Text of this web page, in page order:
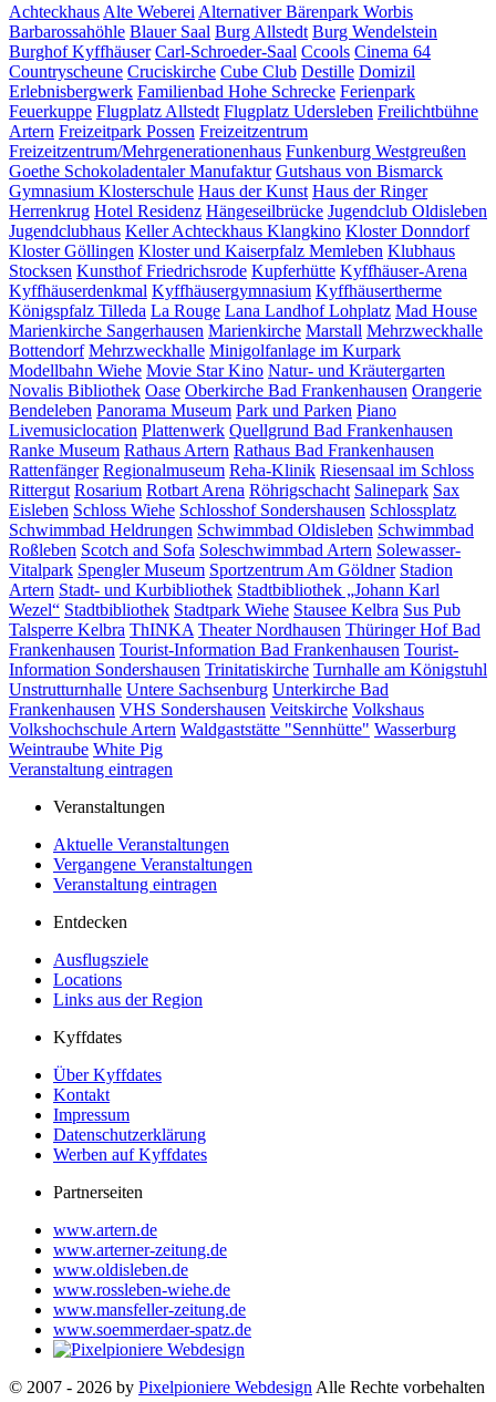
Achteckhaus Alte Weberei Alternativer Bärenpark Worbis
Barbarossahöhle Blauer Saal Burg Allstedt Burg Wendelstein
Burghof Kyffhäuser Carl-Schroeder-Saal Ccools Cinema 64
Countryscheune Cruciskirche Cube Club Destille Domizil
Erlebnisbergwerk Familienbad Hohe Schrecke Ferienpark
Feuerkuppe Flugplatz Allstedt Flugplatz Udersleben Freilichtbühne
Artern Freizeitpark Possen Freizeitzentrum
Freizeitzentrum/Mehrgenerationenhaus Funkenburg Westgreußen
Goethe Schokoladentaler Manufaktur Gutshaus von Bismarck
Gymnasium Klosterschule Haus der Kunst Haus der Ringer
Herrenkrug Hotel Residenz Hängeseilbrücke Jugendclub Oldisleben
Jugendclubhaus Keller Achteckhaus Klangkino Kloster Donndorf
Kloster Göllingen Kloster und Kaiserpfalz Memleben Klubhaus
Stocksen Kunsthof Friedrichsrode Kupferhütte Kyffhäuser-Arena
Kyffhäuserdenkmal Kyffhäusergymnasium Kyffhäusertherme
Königspfalz Tilleda La Rouge Lana LandhofLohplatz Mad House
Marienkirche Sangerhausen Marienkirche Marstall Mehrzweckhalle
Bottendorf Mehrzweckhalle Minigolfanlage im Kurpark
Modellbahn Wiehe Movie Star Kino Natur- und Kräutergarten
Novalis Bibliothek Oase Oberkirche Bad Frankenhausen Orangerie
Bendeleben Panorama Museum Park und Parken Piano
Livemusiclocation Plattenwerk Quellgrund Bad Frankenhausen
Ranke Museum Rathaus Artern Rathaus Bad Frankenhausen
Rattenfänger Regionalmuseum Reha-Klinik Riesensaal im Schloss
Rittergut Rosarium Rotbart Arena Röhrigschacht Salinepark Sax
Eisleben Schloss Wiehe Schlosshof Sondershausen Schlossplatz
Schwimmbad Heldrungen Schwimmbad Oldisleben Schwimmbad
Roßleben Scotch and Sofa Soleschwimmbad Artern Solewasser-
Vitalpark Spengler Museum Sportzentrum Am Göldner Stadion
Artern Stadt- und Kurbibliothek Stadtbibliothek „Johann Karl
Wezel“ Stadtbibliothek Stadtpark Wiehe Stausee Kelbra Sus Pub
Talsperre Kelbra ThINKA Theater Nordhausen Thüringer Hof Bad
Frankenhausen Tourist-Information Bad Frankenhausen Tourist-
Information Sondershausen Trinitatiskirche Turnhalle am Königstuhl
Unstrutturnhalle Untere Sachsenburg Unterkirche Bad
Frankenhausen VHS Sondershausen Veitskirche Volkshaus
Volkshochschule Artern Waldgaststätte "Sennhütte" Wasserburg
Weintraube White Pig
Veranstaltung eintragen
Veranstaltungen
Aktuelle Veranstaltungen
Vergangene Veranstaltungen
Veranstaltung eintragen
Entdecken
Ausflugsziele
Locations
Links aus der Region
Kyffdates
Über Kyffdates
Kontakt
Impressum
Datenschutzerklärung
Werben auf Kyffdates
Partnerseiten
www.artern.de
www.arterner-zeitung.de
www.oldisleben.de
www.rossleben-wiehe.de
www.mansfeller-zeitung.de
www.soemmerdaer-spatz.de
© 2007 - 2026 by Pixelpioniere Webdesign Alle Rechte vorbehalten